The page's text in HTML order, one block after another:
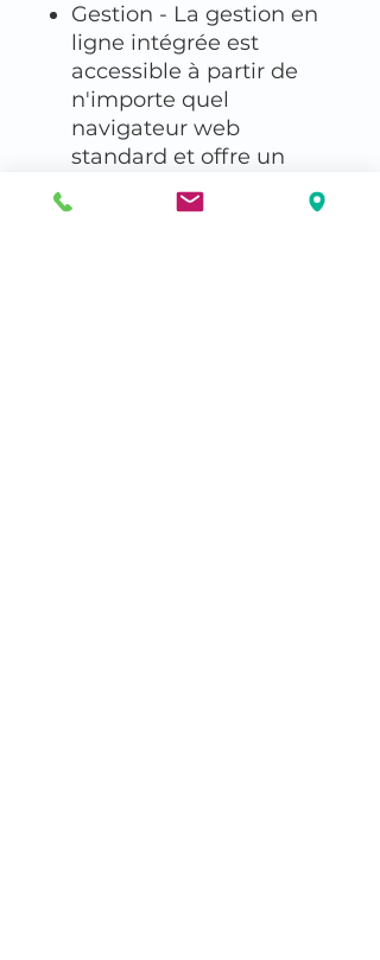
Gestion - La gestion en
ligne intégrée est
accessible à partir de
n'importe quel
navigateur web
standard et offre un
contrôle convivial avec
une assistance